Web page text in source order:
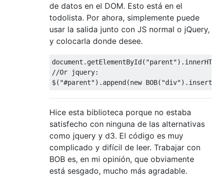
de datos en el DOM. Esto está en el
todolista. Por ahora, simplemente puede
usar la salida junto con JS normal o jQuery,
y colocarla donde desee.
document . getElementById( "parent").
//Or jquery:
$( "#parent"). append(new BOB( "div"). insert
Hice esta biblioteca porque no estaba
satisfecho con ninguna de las alternativas
como jquery y d3. El código es muy
complicado y difícil de leer. Trabajar con
BOB es, en mi opinión, que obviamente
está sesgado, mucho más agradable.